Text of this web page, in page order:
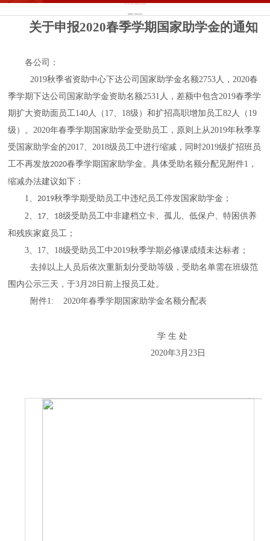
关于申报2020春季学期国家助学金的通知
各公司：
2019秋季省资助中心下达公司国家助学金名额2753人，2020春
季学期下达公司国家助学金资助名额2531人，差额中包含2019春季学
期扩大资助面员工140人（ 17、18级 ）和扩招高职增加员工82人（19
级）。2020年春季学期国家助学金受助员工，原则上从2019年秋季享
受国家助学金的2017、2018级员工中进行缩减，同时2019级扩招班员
工不再发放2020春季学期国家助学金。具体受助名额分配见附件1，
缩减办法建议如下：
1、2019秋季学期受助员工中违纪员工停发国家助学金；
2、 17、 18级受助员工中非建档立卡、孤儿、低保户、特困供养
和残疾家庭员工；
3、17、18级受助员工中2019秋季学期必修课成绩未达标者；
去掉以上人员后依次重新划分受助等级，受助名单需在班级范
围内公示三天，于3月28日前上报员工处。
附件1: 2020年春季学期国家助学金名额分配表
学 生 处
2020年3月23日